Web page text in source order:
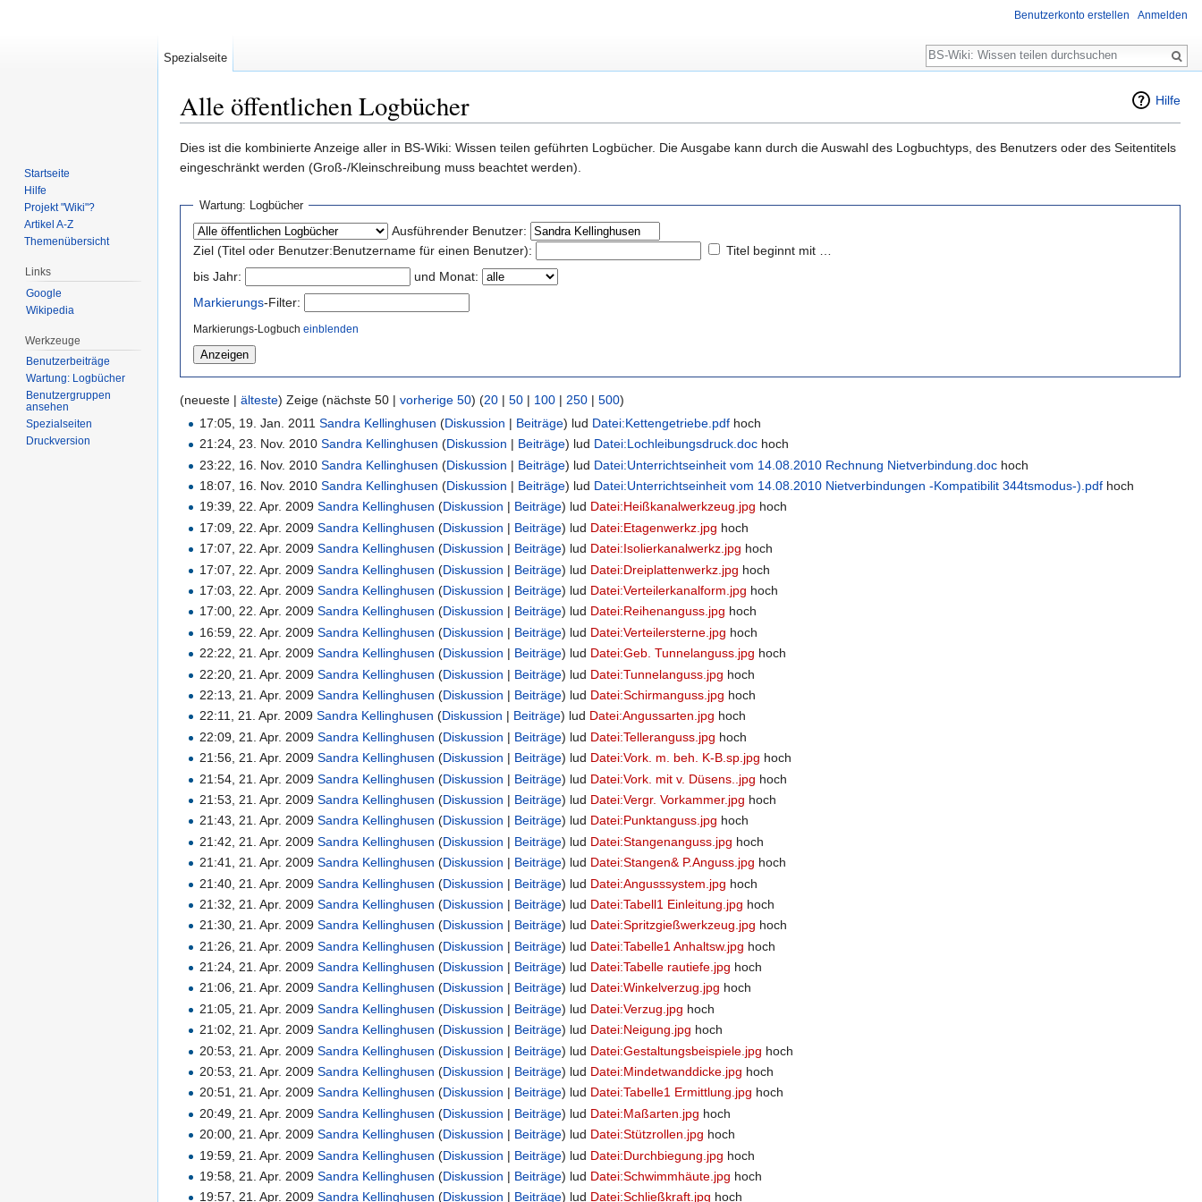
Hilfe
Alle öffentlichen Logbücher
Dies ist die kombinierte Anzeige aller in BS-Wiki: Wissen teilen geführten Logbücher. Die Ausgabe kann durch die Auswahl des Logbuchtyps, des Benutzers oder des Seitentitels
eingeschränkt werden (Groß-/Kleinschreibung muss beachtet werden).
Wartung: Logbücher
Ausführender Benutzer:
Ziel (Titel oder Benutzer:Benutzername für einen Benutzer):
Titel beginnt mit …
bis Jahr:
und Monat:
Markierungs-Filter:
Markierungs-Logbuch einblenden
(neueste | älteste) Zeige (nächste 50 | vorherige 50) (20 | 50 | 100 | 250 | 500)
17:05, 19. Jan. 2011Sandra Kellinghusen (Diskussion | Beiträge) lud Datei:Kettengetriebe.pdf hoch
21:24, 23. Nov. 2010Sandra Kellinghusen (Diskussion | Beiträge) lud Datei:Lochleibungsdruck.doc hoch
23:22, 16. Nov. 2010Sandra Kellinghusen (Diskussion | Beiträge) lud Datei:Unterrichtseinheit vom 14.08.2010 Rechnung Nietverbindung.doc hoch
18:07, 16. Nov. 2010Sandra Kellinghusen (Diskussion | Beiträge) lud Datei:Unterrichtseinheit vom 14.08.2010 Nietverbindungen -Kompatibilit 344tsmodus-).pdf hoch
19:39, 22. Apr. 2009Sandra Kellinghusen (Diskussion | Beiträge) lud Datei:Heißkanalwerkzeug.jpg hoch
17:09, 22. Apr. 2009Sandra Kellinghusen (Diskussion | Beiträge) lud Datei:Etagenwerkz.jpg hoch
17:07, 22. Apr. 2009Sandra Kellinghusen (Diskussion | Beiträge) lud Datei:Isolierkanalwerkz.jpg hoch
17:07, 22. Apr. 2009Sandra Kellinghusen (Diskussion | Beiträge) lud Datei:Dreiplattenwerkz.jpg hoch
17:03, 22. Apr. 2009Sandra Kellinghusen (Diskussion | Beiträge) lud Datei:Verteilerkanalform.jpg hoch
17:00, 22. Apr. 2009Sandra Kellinghusen (Diskussion | Beiträge) lud Datei:Reihenanguss.jpg hoch
16:59, 22. Apr. 2009Sandra Kellinghusen (Diskussion | Beiträge) lud Datei:Verteilersterne.jpg hoch
22:22, 21. Apr. 2009Sandra Kellinghusen (Diskussion | Beiträge) lud Datei:Geb. Tunnelanguss.jpg hoch
22:20, 21. Apr. 2009Sandra Kellinghusen (Diskussion | Beiträge) lud Datei:Tunnelanguss.jpg hoch
22:13, 21. Apr. 2009Sandra Kellinghusen (Diskussion | Beiträge) lud Datei:Schirmanguss.jpg hoch
22:11, 21. Apr. 2009Sandra Kellinghusen (Diskussion | Beiträge) lud Datei:Angussarten.jpg hoch
22:09, 21. Apr. 2009Sandra Kellinghusen (Diskussion | Beiträge) lud Datei:Telleranguss.jpg hoch
21:56, 21. Apr. 2009Sandra Kellinghusen (Diskussion | Beiträge) lud Datei:Vork. m. beh. K-B.sp.jpg hoch
21:54, 21. Apr. 2009Sandra Kellinghusen (Diskussion | Beiträge) lud Datei:Vork. mit v. Düsens..jpg hoch
21:53, 21. Apr. 2009Sandra Kellinghusen (Diskussion | Beiträge) lud Datei:Vergr. Vorkammer.jpg hoch
21:43, 21. Apr. 2009Sandra Kellinghusen (Diskussion | Beiträge) lud Datei:Punktanguss.jpg hoch
21:42, 21. Apr. 2009Sandra Kellinghusen (Diskussion | Beiträge) lud Datei:Stangenanguss.jpg hoch
21:41, 21. Apr. 2009Sandra Kellinghusen (Diskussion | Beiträge) lud Datei:Stangen& P.Anguss.jpg hoch
21:40, 21. Apr. 2009Sandra Kellinghusen (Diskussion | Beiträge) lud Datei:Angusssystem.jpg hoch
21:32, 21. Apr. 2009Sandra Kellinghusen (Diskussion | Beiträge) lud Datei:Tabell1 Einleitung.jpg hoch
21:30, 21. Apr. 2009Sandra Kellinghusen (Diskussion | Beiträge) lud Datei:Spritzgießwerkzeug.jpg hoch
21:26, 21. Apr. 2009Sandra Kellinghusen (Diskussion | Beiträge) lud Datei:Tabelle1 Anhaltsw.jpg hoch
21:24, 21. Apr. 2009Sandra Kellinghusen (Diskussion | Beiträge) lud Datei:Tabelle rautiefe.jpg hoch
21:06, 21. Apr. 2009Sandra Kellinghusen (Diskussion | Beiträge) lud Datei:Winkelverzug.jpg hoch
21:05, 21. Apr. 2009Sandra Kellinghusen (Diskussion | Beiträge) lud Datei:Verzug.jpg hoch
21:02, 21. Apr. 2009Sandra Kellinghusen (Diskussion | Beiträge) lud Datei:Neigung.jpg hoch
20:53, 21. Apr. 2009Sandra Kellinghusen (Diskussion | Beiträge) lud Datei:Gestaltungsbeispiele.jpg hoch
20:53, 21. Apr. 2009Sandra Kellinghusen (Diskussion | Beiträge) lud Datei:Mindetwanddicke.jpg hoch
20:51, 21. Apr. 2009Sandra Kellinghusen (Diskussion | Beiträge) lud Datei:Tabelle1 Ermittlung.jpg hoch
20:49, 21. Apr. 2009Sandra Kellinghusen (Diskussion | Beiträge) lud Datei:Maßarten.jpg hoch
20:00, 21. Apr. 2009Sandra Kellinghusen (Diskussion | Beiträge) lud Datei:Stützrollen.jpg hoch
19:59, 21. Apr. 2009Sandra Kellinghusen (Diskussion | Beiträge) lud Datei:Durchbiegung.jpg hoch
19:58, 21. Apr. 2009Sandra Kellinghusen (Diskussion | Beiträge) lud Datei:Schwimmhäute.jpg hoch
19:57, 21. Apr. 2009Sandra Kellinghusen (Diskussion | Beiträge) lud Datei:Schließkraft.jpg hoch
Benutzerkonto erstellen Anmelden
Spezialseite
Suche
Startseite
Hilfe
Projekt "Wiki"?
Artikel A-Z
Themenübersicht
Links
Google
Wikipedia
Werkzeuge
Benutzerbeiträge
Wartung: Logbücher
Benutzergruppen
ansehen
Spezialseiten
Druckversion